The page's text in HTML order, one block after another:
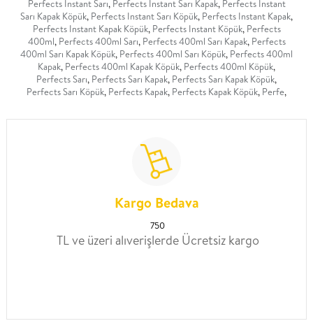
Perfects Instant Sarı, Perfects Instant Sarı Kapak, Perfects Instant
Sarı Kapak Köpük, Perfects Instant Sarı Köpük, Perfects Instant Kapak,
Perfects Instant Kapak Köpük, Perfects Instant Köpük, Perfects
400ml, Perfects 400ml Sarı, Perfects 400ml Sarı Kapak, Perfects
400ml Sarı Kapak Köpük, Perfects 400ml Sarı Köpük, Perfects 400ml
Kapak, Perfects 400ml Kapak Köpük, Perfects 400ml Köpük,
Perfects Sarı, Perfects Sarı Kapak, Perfects Sarı Kapak Köpük,
Perfects Sarı Köpük, Perfects Kapak, Perfects Kapak Köpük, Perfe,
Kargo Bedava
750
TL ve üzeri alıverişlerde Ücretsiz kargo